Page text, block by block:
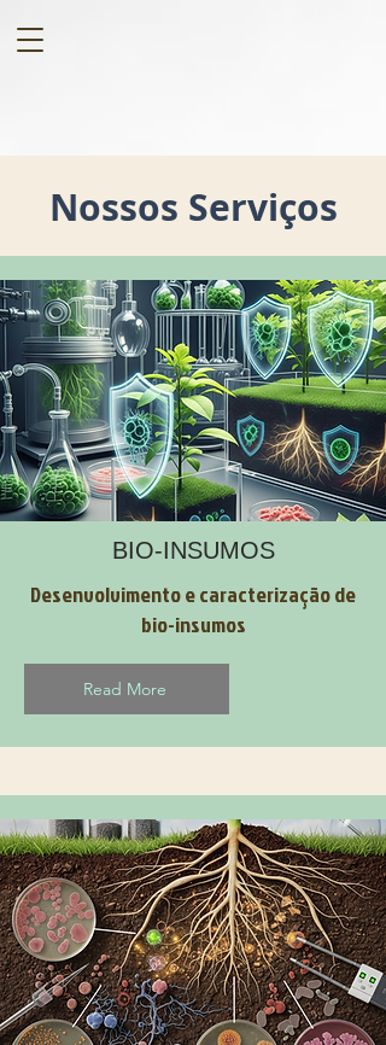
Nossos Serviços
BIO-INSUMOS
Desenvolvimento e caracterização de
bio-insumos
Read More